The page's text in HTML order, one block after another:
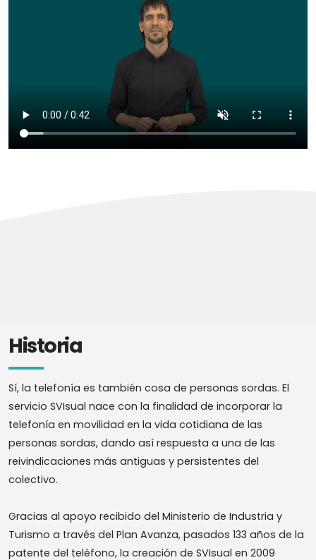
Historia
Sí, la telefonía es también cosa de personas sordas. El
servicio SVIsual nace con la finalidad de incorporar la
telefonía en movilidad en la vida cotidiana de las
personas sordas, dando así respuesta a una de las
reivindicaciones más antiguas y persistentes del
colectivo.
Gracias al apoyo recibido del Ministerio de Industria y
Turismo a través del Plan Avanza, pasados 133 años de la
patente del teléfono, la creación de SVIsual en 2009